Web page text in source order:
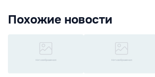
Похожие новости